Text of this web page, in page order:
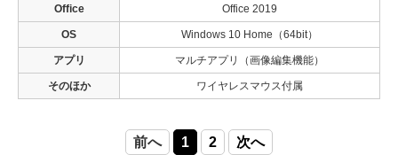
Office Office 2019
OS Windows 10 Home（64bit）
アプリ マルチアプリ（画像編集機能）
そのほか ワイヤレスマウス付属
前へ 1 2 次へ